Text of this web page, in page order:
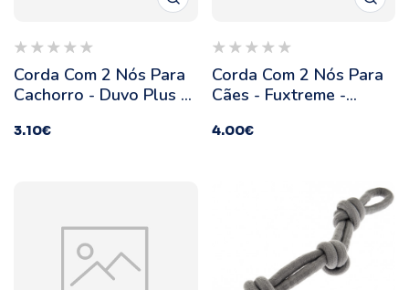
Corda Com 2 Nós Para
Cachorro - Duvo Plus -
3.10€
Corda Com 2 Nós Para
Cães - Fuxtreme -
Amarelo
4.00€